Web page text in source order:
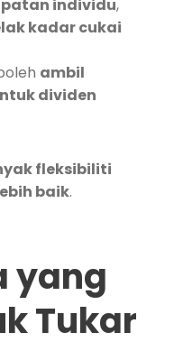
individu,
kadar cukai
ambil
dividen
fleksibiliti
baik.
yang
Tukar